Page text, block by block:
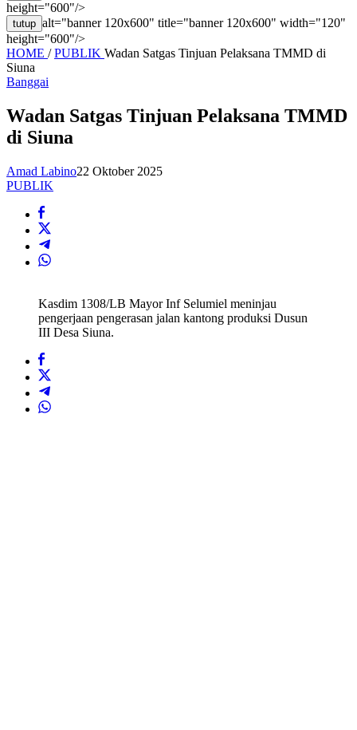
height="600"/>
tutup alt="banner 120x600" title="banner 120x600" width="120"
height="600"/>
HOME / PUBLIK Wadan Satgas Tinjuan Pelaksana TMMD di
Siuna
Banggai
Wadan Satgas Tinjuan Pelaksana TMMD
di Siuna
Amad Labino22 Oktober 2025
PUBLIK
Kasdim 1308/LB Mayor Inf Selumiel meninjau
pengerjaan pengerasan jalan kantong produksi Dusun
III Desa Siuna.